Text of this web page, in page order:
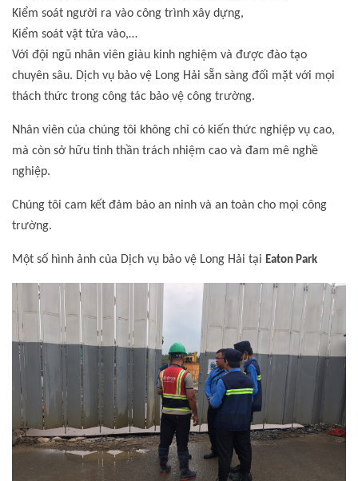
Kiểm soát người ra vào công trình xây dựng,
Kiểm soát vật tửa vào,…
Với đội ngũ nhân viên giàu kinh nghiệm và được đào tạo
chuyên sâu. Dịch vụ bảo vệ Long Hải sẵn sàng đối mặt với mọi
thách thức trong công tác bảo vệ công trường.
Nhân viên của chúng tôi không chỉ có kiến thức nghiệp vụ cao,
mà còn sở hữu tinh thần trách nhiệm cao và đam mê nghề
nghiệp.
Chúng tôi cam kết đảm bảo an ninh và an toàn cho mọi công
trường.
Một số hình ảnh của Dịch vụ bảo vệ Long Hải tại Eaton Park